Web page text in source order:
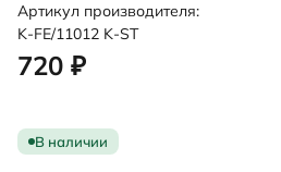
Артикул производителя:
K-FE/11012 K-ST
720 ₽
В наличии